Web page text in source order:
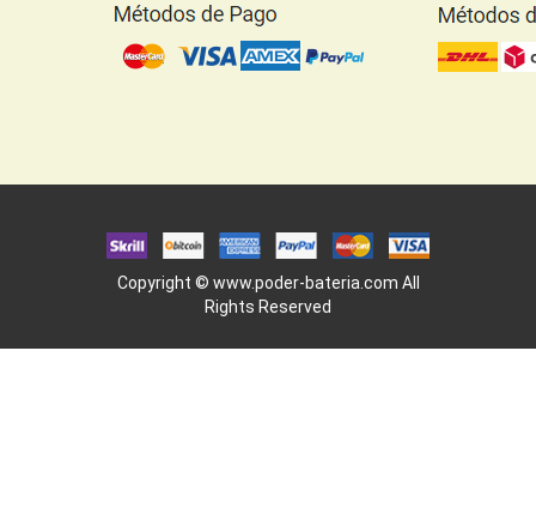
Copyright © www.poder-bateria.com All
Rights Reserved